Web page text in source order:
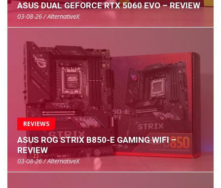
ASUS DUAL GEFORCE RTX 5060 EVO – REVIEW
03-08-26 / AlternativeX
REVIEWS
ASUS ROG STRIX B850-E GAMING WIFI –
REVIEW
03-08-26 / AlternativeX